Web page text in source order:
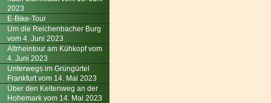
2023
E-Bike-Tour
Um die Reichenbacher Burg
vom 4. Juni 2023
Altrheintour am Kühkopf vom
4. Juni 2023
Unterwegs im Grüngürtel
Frankfurt vom 14. Mai 2023
Über den Keltenweg an der
Hohemark vom 14. Mai 2023